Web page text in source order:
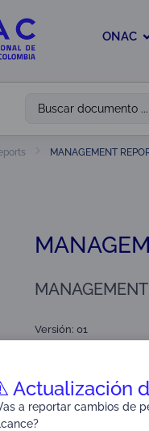
ONAC
MANAGEMENT
Versión: 01
Actualización
a reportar cambios de